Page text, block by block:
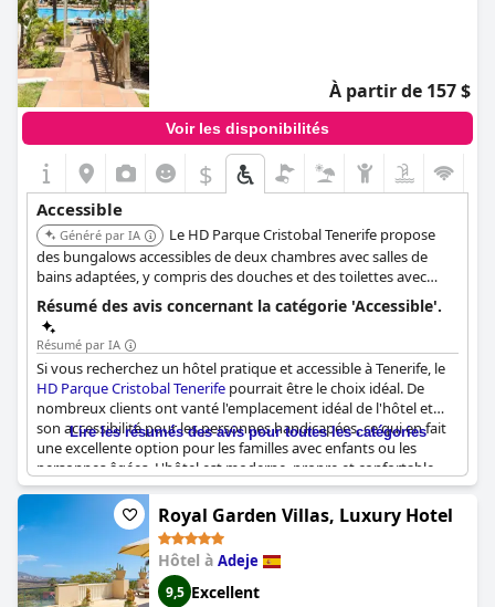
À partir de 157 $
Voir les disponibilités
$
Accessible
Généré par IA
Le HD Parque Cristobal Tenerife propose
des bungalows accessibles de deux chambres avec salles de
bains adaptées, y compris des douches et des toilettes avec
barres d'appui. Le complexe offre une bonne accessibilité
partout, et l'une des piscines extérieures dispose d'un lève-
personne.
Résumé des avis concernant la catégorie 'Accessible'.
Résumé par IA
Si vous recherchez un hôtel pratique et accessible à Tenerife, le
HD Parque Cristobal Tenerife pourrait être le choix idéal. De
nombreux clients ont vanté l'emplacement idéal de l'hôtel et
son accessibilité pour les personnes handicapées, ce qui en fait
une excellente option pour les familles avec enfants ou les
personnes âgées. L'hôtel est moderne, propre et confortable,
bien que les équipements de cuisine puissent être limités. Un
client a noté qu'un siège rabattable dans la douche aurait été
utile pour son parent handicapé. Dans l'ensemble, leHD Parque
Cristobal Tenerife offre tout ce dont vous avez besoin pour un
séjour confortable et sans stress, y compris des tests COVID-19
sur place.
Lire les résumés des avis pour toutes les catégories
Royal Garden Villas, Luxury Hotel
Hôtel à Adeje
9,5 Excellent